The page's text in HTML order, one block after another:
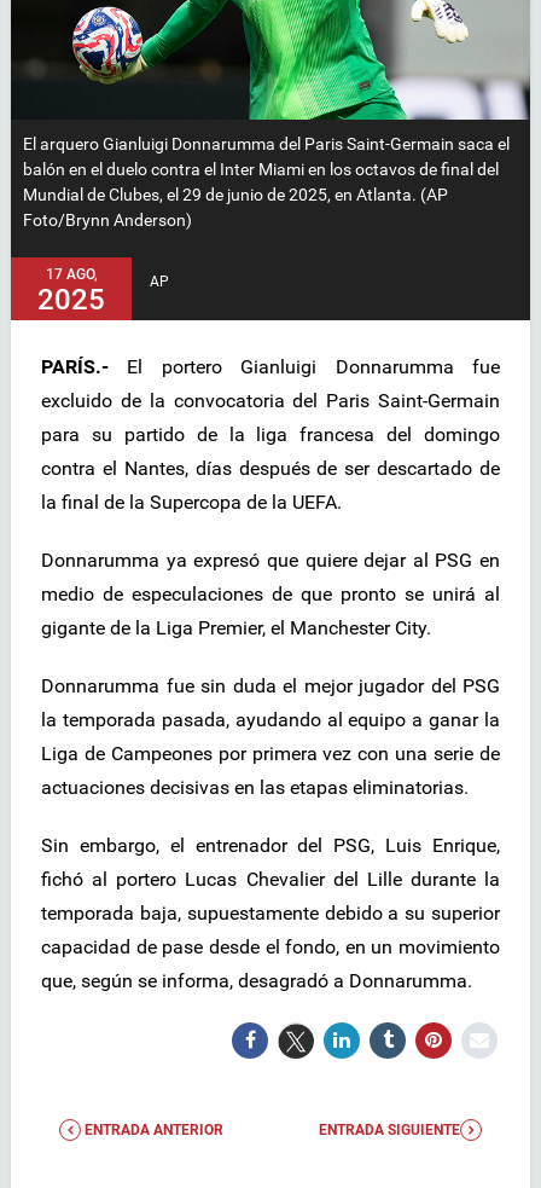
El arquero Gianluigi Donnarumma del Paris Saint-Germain saca el
balón en el duelo contra el Inter Miami en los octavos de final del
Mundial de Clubes, el 29 de junio de 2025, en Atlanta. (AP
Foto/Brynn Anderson)
17 AGO,
2025
AP
PARÍS.- El portero Gianluigi Donnarumma fue
excluido de la convocatoria del Paris Saint-Germain
para su partido de la liga francesa del domingo
contra el Nantes, días después de ser descartado de
la final de la Supercopa de la UEFA.
Donnarumma ya expresó que quiere dejar al PSG en
medio de especulaciones de que pronto se unirá al
gigante de la Liga Premier, el Manchester City.
Donnarumma fue sin duda el mejor jugador del PSG
la temporada pasada, ayudando al equipo a ganar la
Liga de Campeones por primera vez con una serie de
actuaciones decisivas en las etapas eliminatorias.
Sin embargo, el entrenador del PSG, Luis Enrique,
fichó al portero Lucas Chevalier del Lille durante la
temporada baja, supuestamente debido a su superior
capacidad de pase desde el fondo, en un movimiento
que, según se informa, desagradó a Donnarumma.
ENTRADA ANTERIOR ENTRADA SIGUIENTE